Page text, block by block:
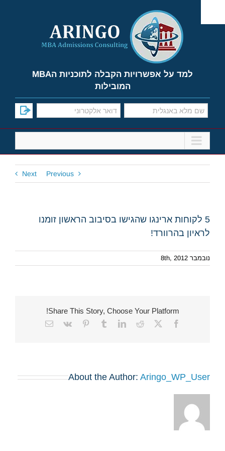
content
למד על אפשרויות הקבלה לתוכניות הMBA
המובילות
Previous
Next
5 לקוחות ארינגו שהגישו בסיבוב הראשון זומנו
לראיון בהרוורד!
נובמבר 8th, 2012
Share This Story, Choose Your Platform!
Facebook
X
Reddit
LinkedIn
Tumblr
Pinterest
Vk
Email
About the Author: Aringo_WP_User